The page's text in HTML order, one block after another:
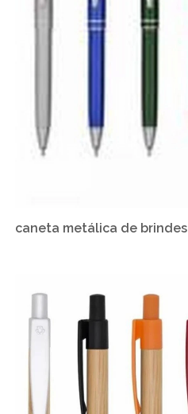
caneta metálica de brindes